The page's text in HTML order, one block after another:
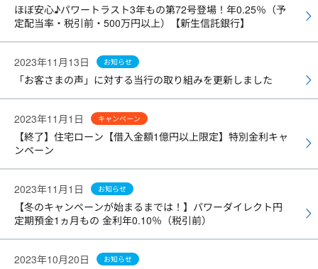
ほぼ安心♪パワートラスト3年もの第72号登場！年0.25％（予
定配当率・税引前・500万円以上）【新生信託銀行】
2023年11月13日 お知らせ
「お客さまの声」に対する当行の取り組みを更新しました
2023年11月1日 キャンペーン
【終了】住宅ローン【借入金額1億円以上限定】特別金利キャ
ンペーン
2023年11月1日 お知らせ
【冬のキャンペーンが始まるまでは！】パワーダイレクト円
定期預金1ヵ月もの 金利年0.10％（税引前）
2023年10月20日 お知らせ